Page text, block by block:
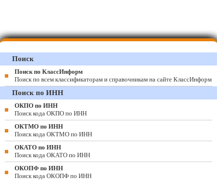
Поиск
Поиск по КлассИнформ
Поиск по всем классификаторам и справочникам на сайте КлассИнформ
Поиск по ИНН
ОКПО по ИНН
Поиск кода ОКПО по ИНН
ОКТМО по ИНН
Поиск кода ОКТМО по ИНН
ОКАТО по ИНН
Поиск кода ОКАТО по ИНН
ОКОПФ по ИНН
Поиск кода ОКОПФ по ИНН